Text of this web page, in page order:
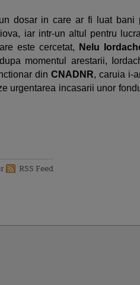
dosar in care ar fi luat bani
iar intr-un altul pentru
este cercetat,
Nelu
momentul arestarii,
dinCNADNR, caruia i-
urgentarea incasarii unor
RSS Feed